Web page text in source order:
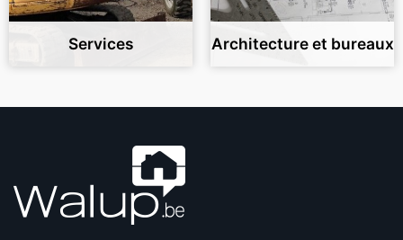
Services Architecture et bureaux